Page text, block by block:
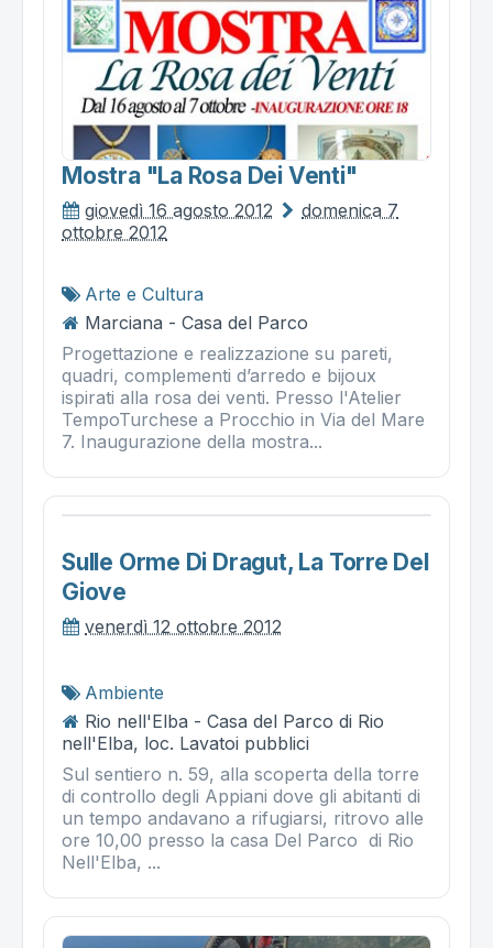
Mostra "la Rosa Dei Venti"
giovedì 16 agosto 2012
domenica 7
ottobre 2012
Arte e Cultura
Marciana - Casa del Parco
Progettazione e realizzazione su pareti,
quadri, complementi d’arredo e bijoux
ispirati alla rosa dei venti. Presso l'Atelier
TempoTurchese a Procchio in Via del Mare
7. Inaugurazione della mostra...
Sulle Orme Di Dragut, La Torre Del
Giove
venerdì 12 ottobre 2012
Ambiente
Rio nell'Elba - Casa del Parco di Rio
nell'Elba, loc. Lavatoi pubblici
Sul sentiero n. 59, alla scoperta della torre
di controllo degli Appiani dove gli abitanti di
un tempo andavano a rifugiarsi, ritrovo alle
ore 10,00 presso la casa Del Parco di Rio
Nell'Elba, ...